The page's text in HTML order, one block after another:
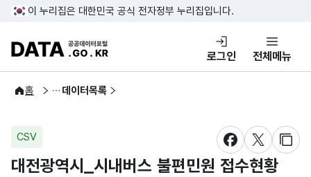
콘텐츠 바로가기
푸터 바로가기
이 누리집은 대한민국 공식 전자정부 누리집입니다.
DATA.GO.KR 공공데이터포털
로그인 전체메뉴
홈
공공데이터 데이터목록
CSV
새창 열림새창 열림
새창
대전광역시_시내버스 불편민원 접수현황